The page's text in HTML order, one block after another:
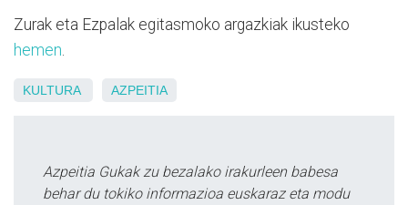
Zurak eta Ezpalak egitasmoko argazkiak ikusteko
hemen.
KULTURA AZPEITIA
Azpeitia Gukak zu bezalako irakurleen babesa
behar du tokiko informazioa euskaraz eta modu